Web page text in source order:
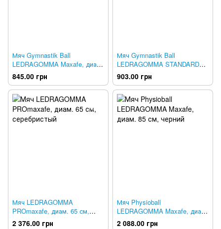
Мяч Gymnastik Ball
LEDRAGOMMA Maxafe, диам.
42 см, синий
845.00 грн
Мяч Gymnastik Ball
LEDRAGOMMA STANDARD
FLUO, диам. 65 см,
оранжевый
903.00 грн
Мяч LEDRAGOMMA
PROmaxafe, диам. 65 см,
серебристый
2 376.00 грн
Мяч Physioball
LEDRAGOMMA Maxafe, диам.
85 см, черний
2 088.00 грн